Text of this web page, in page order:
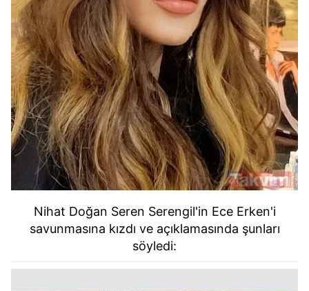
Nihat Doğan Seren Serengil'in Ece Erken'i
savunmasına kızdı ve açıklamasında şunları
söyledi: